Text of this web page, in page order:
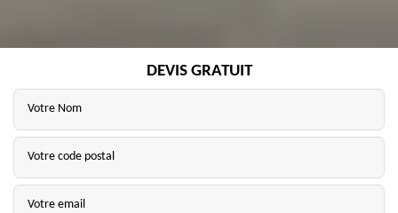
DEVIS GRATUIT